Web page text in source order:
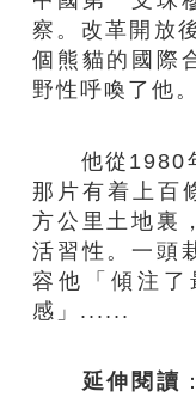
察。改革開放
個熊貓的國際
野性呼喚了他。
他從1980年
那片有着上百
方公里土地裏
活習性。一頭
容他「傾注
感」......
延伸閱讀